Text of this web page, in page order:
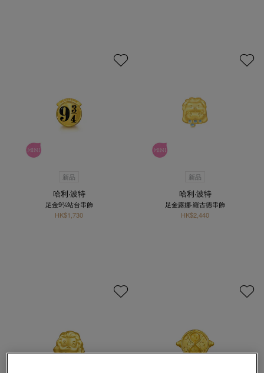
新品
哈利‧波特
足金9¾站台串飾
HK$1,730
新品
哈利‧波特
足金露娜‧羅古德串飾
HK$2,440